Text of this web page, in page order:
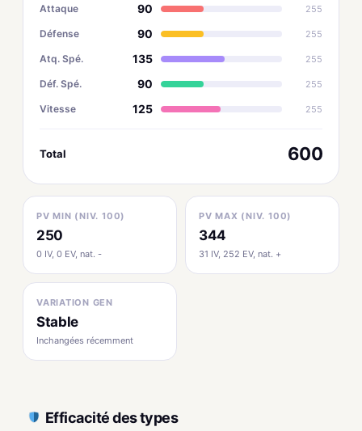
Attaque 90 255
Défense 90 255
Atq. Spé. 135 255
Déf. Spé. 90 255
Vitesse 125 255
Total 600
PV MIN (NIV. 100)
250
0 IV, 0 EV, nat. -
PV MAX (NIV. 100)
344
31 IV, 252 EV, nat. +
VARIATION GEN
Stable
Inchangées récemment
Efficacité des types